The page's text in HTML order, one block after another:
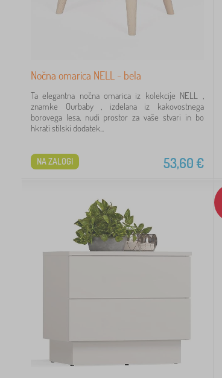
Nočna omarica NELL - bela
Ta elegantna nočna omarica iz kolekcije NELL ,
znamke Ourbaby , izdelana iz kakovostnega
borovega lesa, nudi prostor za vaše stvari in bo
hkrati stilski dodatek...
53,60€
NA ZALOGI